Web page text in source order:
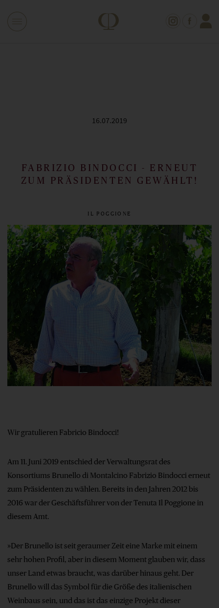
16.07.2019
FABRIZIO BINDOCCI - ERNEUT
ZUM PRÄSIDENTEN GEWÄHLT!
IL POGGIONE
Wir gratulieren Fabricio Bindocci!
Am 11. Juni 2019 entschied der Verwaltungsrat des
Konsortiums Brunello di Montalcino Fabrizio Bindocci erneut
zum Präsidenten zu wählen. Bereits in den Jahren 2012 bis
2016 war der Geschäftsführer von der Tenuta Il Poggione in
diesem Amt.
»Der Brunello ist seit geraumer Zeit eine Marke mit einem
sehr hohen Profil, aber in diesem Moment glauben wir, dass
unser Land etwas braucht, was darüber hinaus geht. Der
Brunello will das Symbol für die Größe des italienischen
Weinbaus sein, und das ist das einzige Projekt dieser